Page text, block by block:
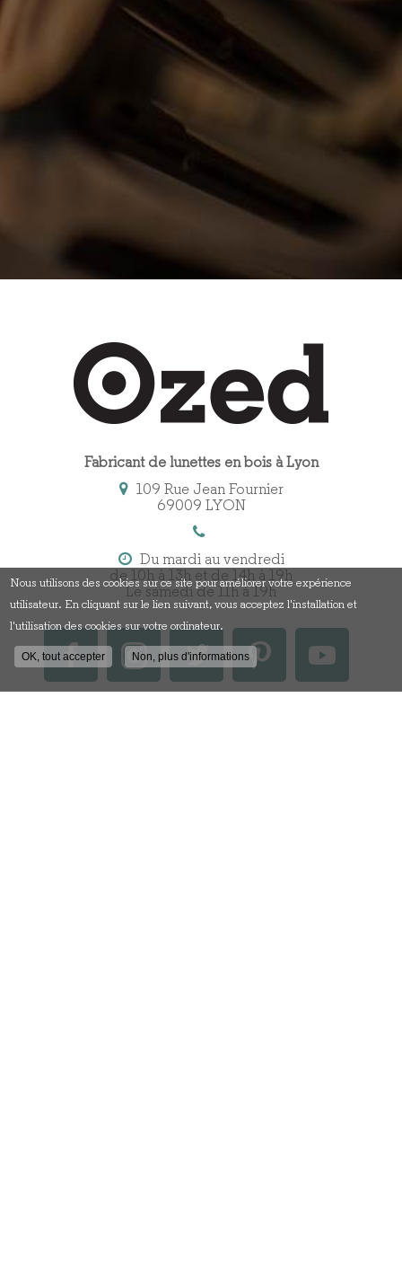
Fabricant de lunettes en bois à Lyon
109 Rue Jean Fournier
69009 LYON
Du mardi au vendredi
de 10h à 13h et de 14h à 19h
Le samedi de 11h à 19h
Nous utilisons des cookies sur ce site pour améliorer votre expérience
utilisateur. En cliquant sur le lien suivant, vous acceptez l'installation et
l'utilisation des cookies sur votre ordinateur.
OK, tout accepter Non, plus d'informations